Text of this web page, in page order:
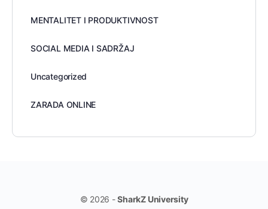
MENTALITET I PRODUKTIVNOST
SOCIAL MEDIA I SADRŽAJ
Uncategorized
ZARADA ONLINE
© 2026 -SharkZ University